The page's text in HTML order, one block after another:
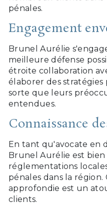
pénales.
Engagement
Brunel Aurélie
meilleure défense
étroite collaboration
élaborer des stratégies
sorte que leurs
entendues.
Connaissance
En tant qu'avocate en
Brunel Aurélie est bien
réglementations
pénales dans la région.
approfondie est un
clients.